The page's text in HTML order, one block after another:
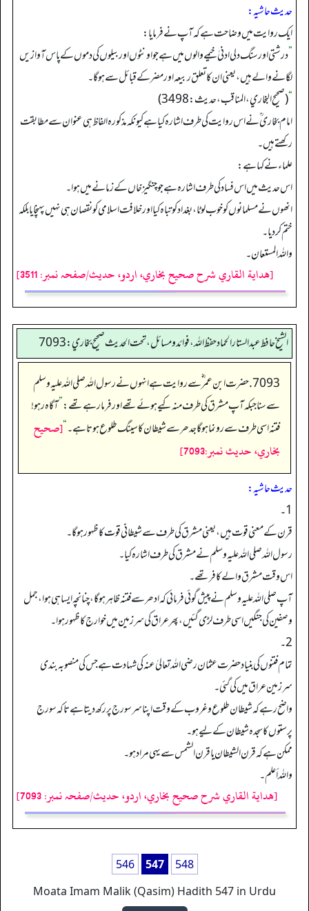
حدیث حاشیہ:
ایک روایت میں وضاحت ہے کہ آپ نے فرمایا:
”درشتی اور سنگ دلی ادنیٰ خیمے والوں میں ہے جو اونٹوں اور بیلوں کی دموں کے پاس آوازیں
لگانے والے ہیں، یعنی ان کا تعلق ربیعہ اور مضر کے قبائل سے ہوگا۔
“(صحیح البخاري، المناقب، حدیث: 3498)
امام بخاری ؒنے اس روایت کی طرف اشارہ کیا ہے کیونکہ مذکورہ الفاظ ہی عنوان سے مطابقت
رکھتے ہیں۔
علماء نے کہا ہے:
اس حدیث میں اس فساد کی طرف اشارہ ہے جو چنگیزخاں کے زمانے میں ہوا۔
انھوں نے مسلمانوں کوخوب لوٹا، بغداد کوتباہ کیا اور خلافت اسلامی کو نقصان ہی نہیں پہنچایا بلکہ
ختم کردیا۔
واللہ المستعان۔
[هداية القاري شرح صحيح بخاري، اردو، حدیث/صفحہ نمبر: 3511]
الشيخ حافط عبدالستار الحماد حفظ الله، فوائد و مسائل، تحت الحديث صحيح بخاري:7093
7093. حضرت ابن عمر ؓ سے روایت ہے انہوں نے رسول اللہ صلی اللہ علیہ وسلم
سے سنا جبکہ آپ مشرق کی طرف منہ کیے ہوئے تھے اور فرما رہے تھے:”آگاہ رہو!
فتنہ اسی طرف سے رونما ہوگا جدھر سے شیطان کا سینگ طلوع ہوتا ہے۔“[صحيح
بخاري، حديث نمبر:7093]
حدیث حاشیہ:
1۔
قرن کے معنی قوت ہیں، یعنی مشرق کی طرف سے شیطانی قوت کا ظہور ہوگا۔
رسول اللہ صلی اللہ علیہ وسلم نے مشرق کی طرف اشارہ کیا۔
اس وقت مشرق والے کافر تھے۔
آپ صلی اللہ علیہ وسلم نے پیش گوئی فرمائی کہ ادھر سے فتنہ ظاہر ہوگا، چنانچہ ایسا ہی ہوا، جمل
وصفین کی جنگیں اسی طرف لڑی گئیں، پھر عراق کی سرزمین میں خوارج کا ظہور ہوا۔
2۔
تمام فتنوں کی بنیاد حضرت عثمان رضی اللہ تعالیٰ عنہ کی شہادت ہے جس کی منصوبہ بندی
سرزمین عراق میں کی گئی۔
واضح رہے کہ شیطان طلوع وغروب کے وقت اپنا سر سورج پر رکھ دیتا ہے تاکہ سورج
پرستوں کا سجدہ شیطان کے لیے ہو۔
ممکن ہے کہ قرن الشیطان یا قرن الشمس سے یہی مراد ہو۔
واللہ أعلم۔
[هداية القاري شرح صحيح بخاري، اردو، حدیث/صفحہ نمبر: 7093]
546 547
548
Moata Imam Malik (Qasim) Hadith 547 in Urdu